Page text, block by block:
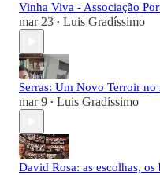
Vinha Viva - Associação
mar 23 • Luis Gradíssimo
Serras: Um Novo Terroir
mar 9 • Luis Gradíssimo
David Rosa: as escolhas,